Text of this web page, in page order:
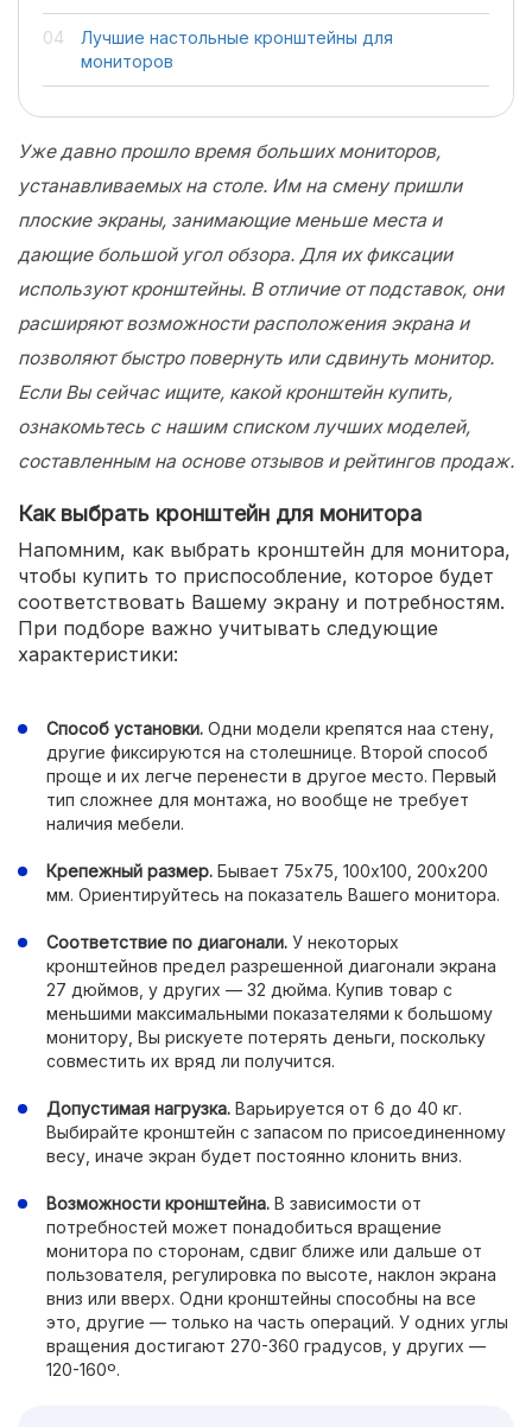
Лучшие настольные кронштейны для
мониторов
Уже давно прошло время больших мониторов,
устанавливаемых на столе. Им на смену пришли
плоские экраны, занимающие меньше места и
дающие большой угол обзора. Для их фиксации
используют кронштейны. В отличие от подставок, они
расширяют возможности расположения экрана и
позволяют быстро повернуть или сдвинуть монитор.
Если Вы сейчас ищите, какой кронштейн купить,
ознакомьтесь с нашим списком лучших моделей,
составленным на основе отзывов и рейтингов продаж.
Как выбрать кронштейн для монитора
Напомним, как выбрать кронштейн для монитора,
чтобы купить то приспособление, которое будет
соответствовать Вашему экрану и потребностям.
При подборе важно учитывать следующие
характеристики:
Способ установки. Одни модели крепятся нaа стену,
другие фиксируются на столешнице. Второй способ
проще и их легче перенести в другое место. Первый
тип сложнее для монтажа, но вообще не требует
наличия мебели.
Крепежный размер. Бывает 75х75, 100х100, 200х200
мм. Ориентируйтесь на показатель Вашего монитора.
Соответствие по диагонали. У некоторых
кронштейнов предел разрешенной диагонали экрана
27 дюймов, у других — 32 дюйма. Купив товар с
меньшими максимальными показателями к большому
монитору, Вы рискуете потерять деньги, поскольку
совместить их вряд ли получится.
Допустимая нагрузка. Варьируется от 6 до 40 кг.
Выбирайте кронштейн с запасом по присоединенному
весу, иначе экран будет постоянно клонить вниз.
Возможности кронштейна. В зависимости от
потребностей может понадобиться вращение
монитора по сторонам, сдвиг ближе или дальше от
пользователя, регулировка по высоте, наклон экрана
вниз или вверх. Одни кронштейны способны на все
это, другие — только на часть операций. У одних углы
вращения достигают 270-360 градусов, у других —
120-160º.